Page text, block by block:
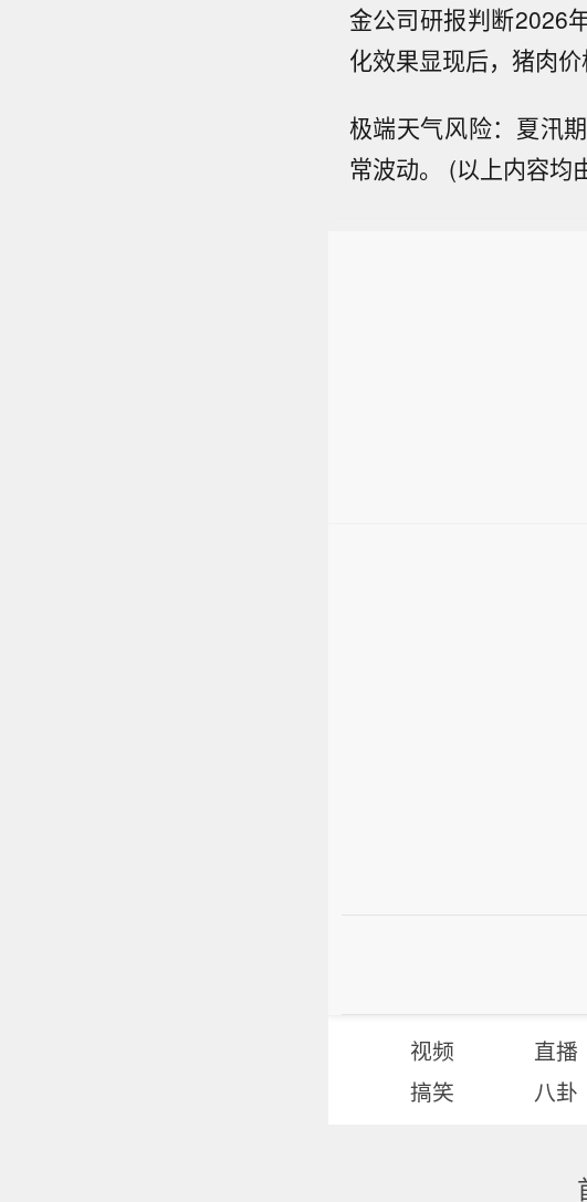
金公司研报判断2026
化效果显现后，猪肉价
极端天气风险：夏汛
常波动。 (以上内容均
视频 直播
搞笑
八卦